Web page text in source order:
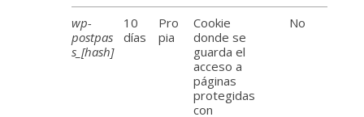
wp-
postpas
s_[hash]
10
días
Pro
pia
Cookie
donde se
guarda el
acceso a
páginas
protegidas
con
No